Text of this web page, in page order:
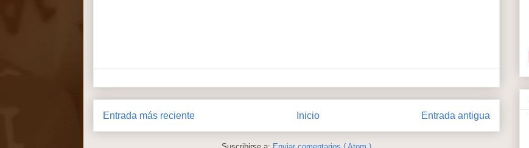
Entrada más reciente Entrada antigua
Inicio